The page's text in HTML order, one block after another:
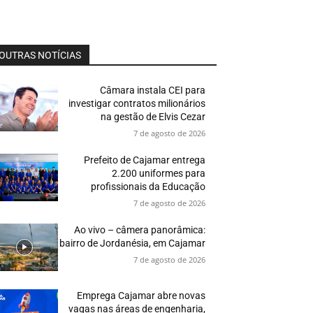
NOTÍCIAS
Câmara instala CEI para
investigar contratos milionários
na gestão de Elvis Cezar
7 de agosto de 2026
Prefeito de Cajamar entrega
2.200 uniformes para
profissionais da Educação
7 de agosto de 2026
Ao vivo – câmera panorâmica:
bairro de Jordanésia, em Cajamar
7 de agosto de 2026
Emprega Cajamar abre novas
vagas nas áreas de engenharia,